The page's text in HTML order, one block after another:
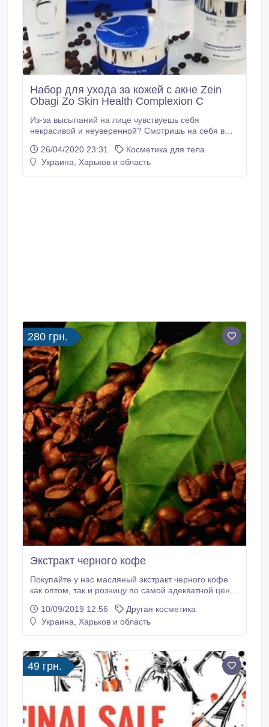
Набор для ухода за кожей с акне Zein
Obagi Zo Skin Health Complexion C
Из-за высыпаний на лице чувствуешь себя
некрасивой и неуверенной? Смотришь на себя в
денег на аптечную и магазинную косметику, а
высыпания так и остались? ⠀ Не расстраивайся! У
26/04/2020 23:31
Косметика для тела
Украина, Харьков и область
280 грн.
Экстракт черного кофе
Покупайте у нас масляный экстракт черного кофе
как оптом, так и розницу по самой адекватной цене.
экстракта черного кофе и где применяется Вы
можете на станице нашего магазина Мыло-Опт в
по всей Украине.
10/09/2019 12:56
Другая косметика
Украина, Харьков и область
49 грн.